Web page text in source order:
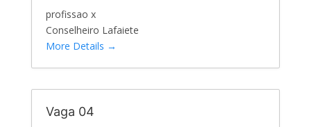
profissao x
Conselheiro Lafaiete
More Details
Vaga 04